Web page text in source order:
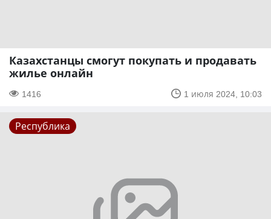
Казахстанцы смогут покупать и продавать
жилье онлайн
1416 1 июля 2024, 10:03
Республика